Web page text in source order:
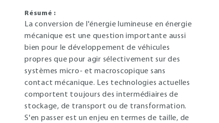
Résumé :
La conversion de l'énergie lumineuse en énergie
mécanique est une question importante aussi
bien pour le développement de véhicules
propres que pour agir sélectivement sur des
systèmes micro- et macroscopique sans
contact mécanique. Les technologies actuelles
comportent toujours des intermédiaires de
stockage, de transport ou de transformation.
S'en passer est un enjeu en termes de taille, de